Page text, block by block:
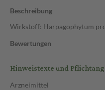
Beschreibung
Wirkstoff: Harpagophytum
Bewertungen
Hinweistexte und
Arzneimittel